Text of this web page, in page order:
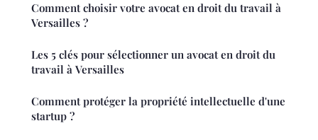
Comment choisir votre avocat en droit du travail à
Versailles ?
Les 5 clés pour sélectionner un avocat en droit du
travail à Versailles
Comment protéger la propriété intellectuelle d'une
startup ?